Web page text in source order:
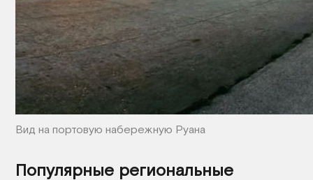
Вид на портовую набережную Руана
Популярные региональные